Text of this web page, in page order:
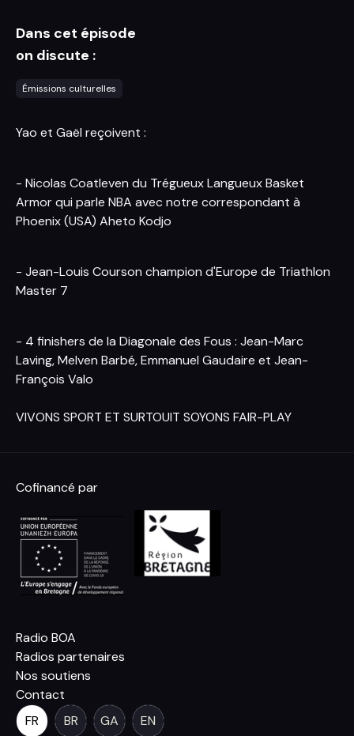
Dans cet épisode
on discute :
Émissions culturelles
Yao et Gaël reçoivent :
- Nicolas Coatleven du Trégueux Langueux Basket
Armor qui parle NBA avec notre correspondant à
Phoenix (USA) Aheto Kodjo
- Jean-Louis Courson champion d'Europe de Triathlon
Master 7
- 4 finishers de la Diagonale des Fous : Jean-Marc
Laving, Melven Barbé, Emmanuel Gaudaire et Jean-
François Valo
VIVONS SPORT ET SURTOUIT SOYONS FAIR-PLAY
Cofinancé par
Radio BOA
Radios partenaires
Nos soutiens
Contact
FR
BR GA EN